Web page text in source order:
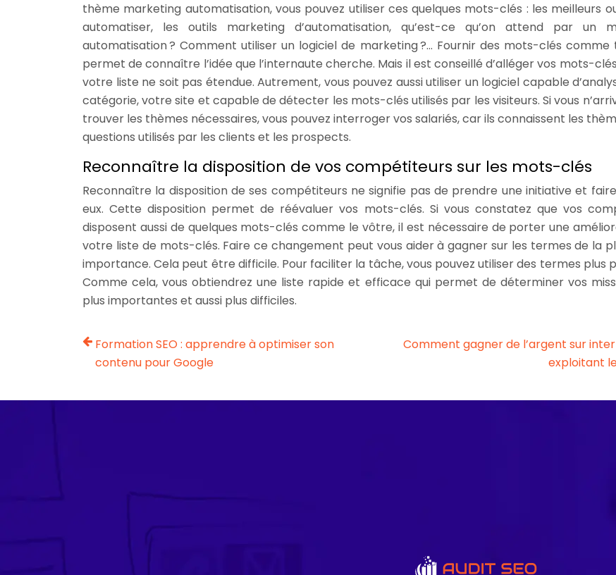
thème marketing automatisation, vous pouvez utiliser ces quelques mots-clés : les meilleurs
automatiser, les outils marketing d’automatisation, qu’est-ce qu’on attend par un
automatisation ? Comment utiliser un logiciel de marketing ?… Fournir des mots-clés comme
permet de connaître l’idée que l’internaute cherche. Mais il est conseillé d’alléger vos mots-
votre liste ne soit pas étendue. Autrement, vous pouvez aussi utiliser un logiciel capable
catégorie, votre site et capable de détecter les mots-clés utilisés par les visiteurs. Si vous
trouver les thèmes nécessaires, vous pouvez interroger vos salariés, car ils connaissent les
questions utilisés par les clients et les prospects.
Reconnaître la disposition de vos compétiteurs sur les mots-clés
Reconnaître la disposition de ses compétiteurs ne signifie pas de prendre une initiative et
eux. Cette disposition permet de réévaluer vos mots-clés. Si vous constatez que vos
disposent aussi de quelques mots-clés comme le vôtre, il est nécessaire de porter une
votre liste de mots-clés. Faire ce changement peut vous aider à gagner sur les termes de la
importance. Cela peut être difficile. Pour faciliter la tâche, vous pouvez utiliser des termes plus
Comme cela, vous obtiendrez une liste rapide et efficace qui permet de déterminer vos
plus importantes et aussi plus difficiles.
Formation SEO : apprendre à optimiser son
contenu pour Google
Comment gagner de l’argent sur
exploitant le